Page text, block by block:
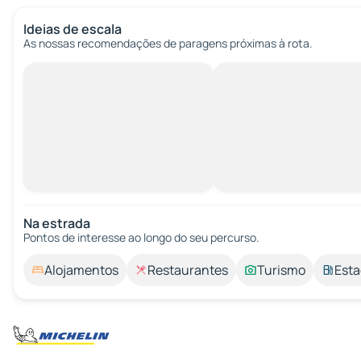
Ideias de escala
As nossas recomendações de paragens próximas à rota.
Na estrada
Pontos de interesse ao longo do seu percurso.
Alojamentos Restaurantes Turismo